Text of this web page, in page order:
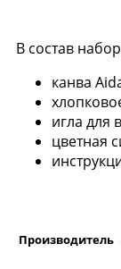
В состав
канва
игла для
цветная
Производитель